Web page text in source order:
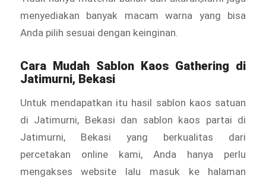
menyediakan banyak macam warna yang bisa
Anda pilih sesuai dengan keinginan.
Cara Mudah Sablon Kaos Gathering di
Jatimurni, Bekasi
Untuk mendapatkan itu hasil sablon kaos satuan
di Jatimurni, Bekasi dan sablon kaos partai di
Jatimurni, Bekasi yang berkualitas dari
percetakan online kami, Anda hanya perlu
mengakses website lalu masuk ke halaman